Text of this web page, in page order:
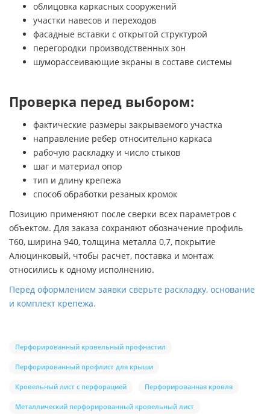
облицовка каркасных сооружений
участки навесов и переходов
фасадные вставки с открытой структурой
перегородки производственных зон
шуморассеивающие экраны в составе системы
Проверка перед выбором:
фактические размеры закрываемого участка
направление ребер относительно каркаса
рабочую раскладку и число стыков
шаг и материал опор
тип и длину крепежа
способ обработки резаных кромок
Позицию применяют после сверки всех параметров с
объектом. Для заказа сохраняют обозначение профиль
Т60, ширина 940, толщина металла 0,7, покрытие
Алюцинковый, чтобы расчет, поставка и монтаж
относились к одному исполнению.
Перед оформлением заявки сверьте раскладку, основание
и комплект крепежа.
Перфорированный кровельный профнастил
Перфорированный профлист для крыши
Кровельный лист с перфорацией Перфорированная кровля
Металлический перфорированный кровельный лист